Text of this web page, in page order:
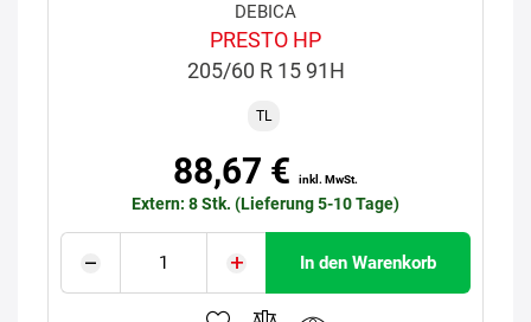
DEBICA
PRESTO HP
205/60 R 15 91H
TL
88,67 € inkl. MwSt.
Extern: 8 Stk. (Lieferung 5-10 Tage)
In den Warenkorb